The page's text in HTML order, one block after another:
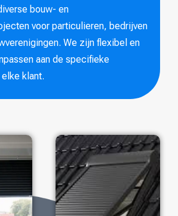
bouw- en
voor particulieren, bedrijven
We zijn flexibel en
aan de specifieke
klant.